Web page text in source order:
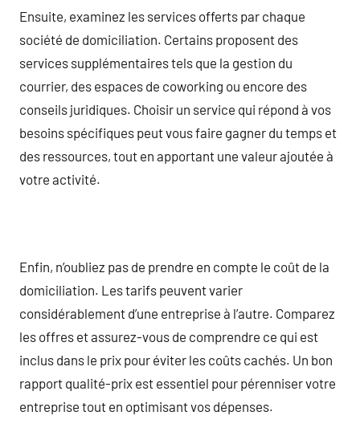
Ensuite, examinez les services offerts par chaque
société de domiciliation. Certains proposent des
services supplémentaires tels que la gestion du
courrier, des espaces de coworking ou encore des
conseils juridiques. Choisir un service qui répond à vos
besoins spécifiques peut vous faire gagner du temps et
des ressources, tout en apportant une valeur ajoutée à
votre activité.
Enfin, n’oubliez pas de prendre en compte le coût de la
domiciliation. Les tarifs peuvent varier
considérablement d’une entreprise à l’autre. Comparez
les offres et assurez-vous de comprendre ce qui est
inclus dans le prix pour éviter les coûts cachés. Un bon
rapport qualité-prix est essentiel pour pérenniser votre
entreprise tout en optimisant vos dépenses.